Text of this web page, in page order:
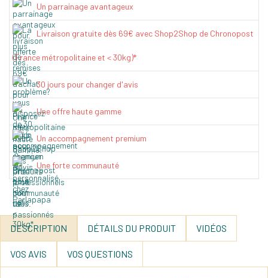
Un parrainage avantageux
Livraison gratuite dès 69€ avec Shop2Shop de Chronopost
(France métropolitaine et < 30kg)*
30 jours pour changer d'avis
Une offre haute gamme
Un accompagnement premium
Une forte communauté
DESCRIPTION DÉTAILS DU PRODUIT VIDÉOS
VOS AVIS VOS QUESTIONS